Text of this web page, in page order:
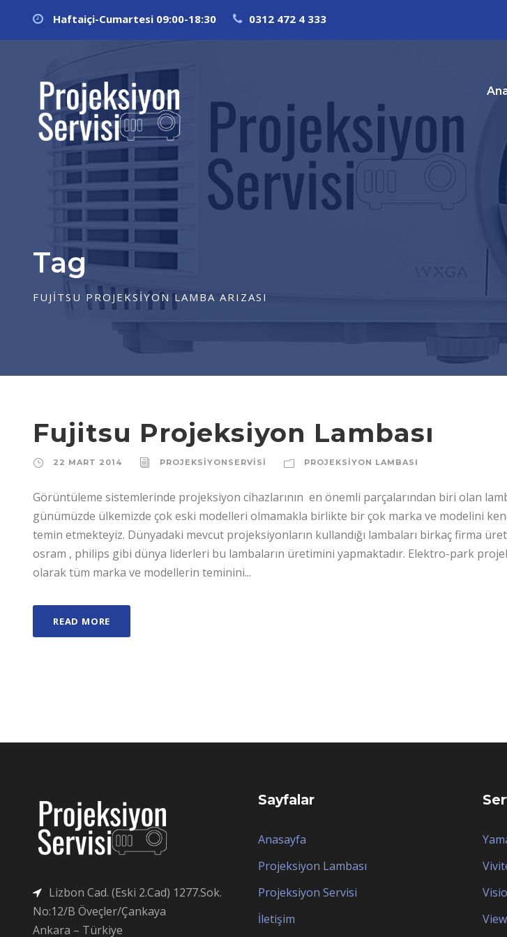
Haftaiçi-Cumartesi 09:00-18:30 0312 472 4 333
Tag
FUJITSU PROJEKSIYON LAMBA ARIZASI
Fujitsu Projeksiyon Lambası
22 MART 2014 PROJEKSIYONSERVISI PROJEKSIYON LAMBASI
Görüntüleme sistemlerinde projeksiyon cihazlarının en önemli parçalarından biri olan
günümüzde ülkemizde çok eski modelleri olmamakla birlikte bir çok marka ve modelini
temin etmekteyiz. Dünyadaki mevcut projeksiyonların kullandığı lambaları birkaç firma
osram , philips gibi dünya liderleri bu lambaların üretimini yapmaktadır. Elektro-park
olarak tüm marka ve modellerin teminini...
READ MORE
Lizbon Cad. (Eski 2.Cad) 1277.Sok.
No:12/B Öveçler/Çankaya
Ankara – Türkiye
Sayfalar
Anasayfa
Projeksiyon Lambası
Projeksiyon Servisi
İletişim